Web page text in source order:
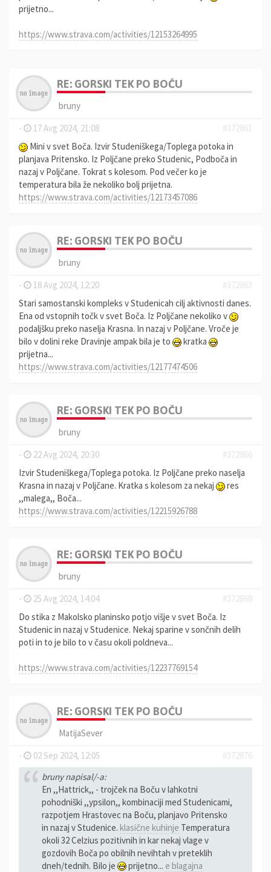
prijetno...
https://www.strava.com/activities/12153264995
RE: GORSKI TEK PO BOČU
bruny
-
17 Avg 2024, 21:08
#372861
Mini v svet Boča. Izvir Studeniškega/Toplega potoka in
planjava Pritensko. Iz Poljčane preko Studenic, Podboča in
nazaj v Poljčane. Tokrat s kolesom. Pod večer ko je
temperatura bila že nekoliko bolj prijetna.
https://www.strava.com/activities/12173457086
RE: GORSKI TEK PO BOČU
bruny
-
18 Avg 2024, 12:20
#372863
Stari samostanski kompleks v Studenicah cilj aktivnosti danes.
Ena od vstopnih točk v svet Boča. Iz Poljčane nekoliko v
podaljšku preko naselja Krasna. In nazaj v Poljčane. Vroče je
bilo v dolini reke Dravinje ampak bila je to
kratka
prijetna...
https://www.strava.com/activities/12177474506
RE: GORSKI TEK PO BOČU
bruny
-
22 Avg 2024, 20:30
#372866
Izvir Studeniškega/Toplega potoka. Iz Poljčane preko naselja
Krasna in nazaj v Poljčane. Kratka s kolesom za nekaj
res
,,malega,, Boča...
https://www.strava.com/activities/12215926788
RE: GORSKI TEK PO BOČU
bruny
-
25 Avg 2024, 14:04
#372868
Do stika z Makolsko planinsko potjo višje v svet Boča. Iz
Studenic in nazaj v Studenice. Nekaj sparine v sončnih delih
poti in to je bilo to v času okoli poldneva...
https://www.strava.com/activities/12237769154
RE: GORSKI TEK PO BOČU
MatijaSever
-
02 Sep 2024, 12:05
#372876
bruny napisal/-a:
En ,,Hattrick,, - trojček na Boču v lahkotni
pohodniški ,,ypsilon,, kombinaciji med Studenicami,
razpotjem Hrastovec na Boču, planjavo Pritensko
in nazaj v Studenice. klasične kuhinje Temperatura
okoli 32 Celzius pozitivnih in kar nekaj vlage v
gozdovih Boča po obilnih nevihtah v preteklih
dneh/tednih. Bilo je
prijetno... e blagajna